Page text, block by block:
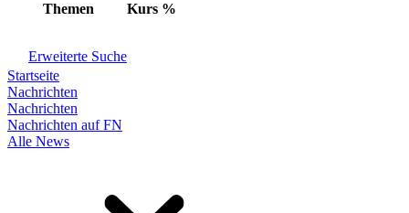
Themen Kurs %
Erweiterte Suche
Startseite
Nachrichten
Nachrichten
Nachrichten auf FN
Alle News